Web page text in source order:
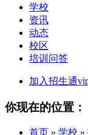
学校
资讯
动态
校区
培训问答
加入招生通
你现在的位置：
首页 » 学校 »